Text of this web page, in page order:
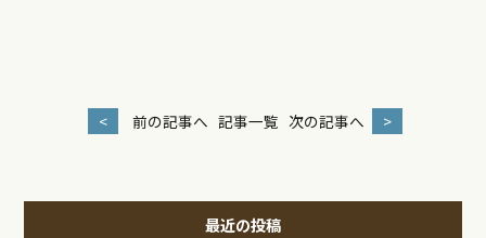
< 前の記事へ 記事一覧 次の記事へ >
最近の投稿